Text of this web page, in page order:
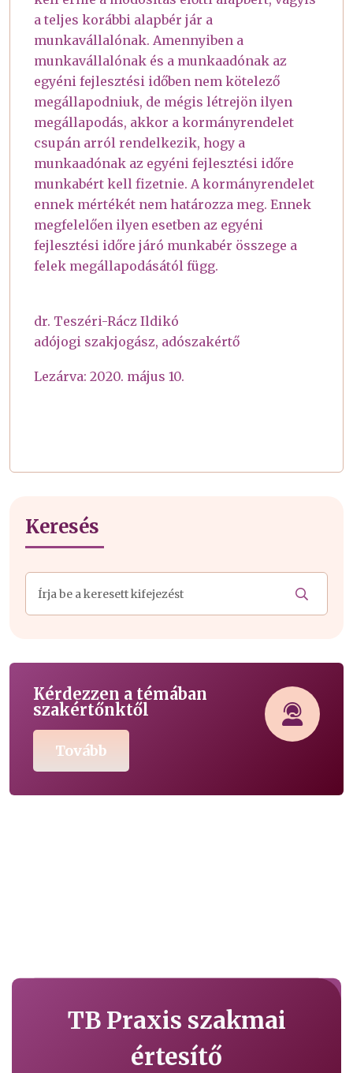
a teljes korábbi alapbér jár a
munkavállalónak. Amennyiben a
munkavállalónak és a munkaadónak az
egyéni fejlesztési időben nem kötelező
megállapodniuk, de mégis létrejön ilyen
megállapodás, akkor a kormányrendelet
csupán arról rendelkezik, hogy a
munkaadónak az egyéni fejlesztési időre
munkabért kell fizetnie. A kormányrendelet
ennek mértékét nem határozza meg. Ennek
megfelelően ilyen esetben az egyéni
fejlesztési időre járó munkabér összege a
felek megállapodásától függ.
dr. Teszéri-Rácz Ildikó
adójogi szakjogász, adószakértő
Lezárva: 2020. május 10.
Keresés
Kérdezzen a témában
szakértőnktől
Tovább
TB Praxis szakmai
értesítő